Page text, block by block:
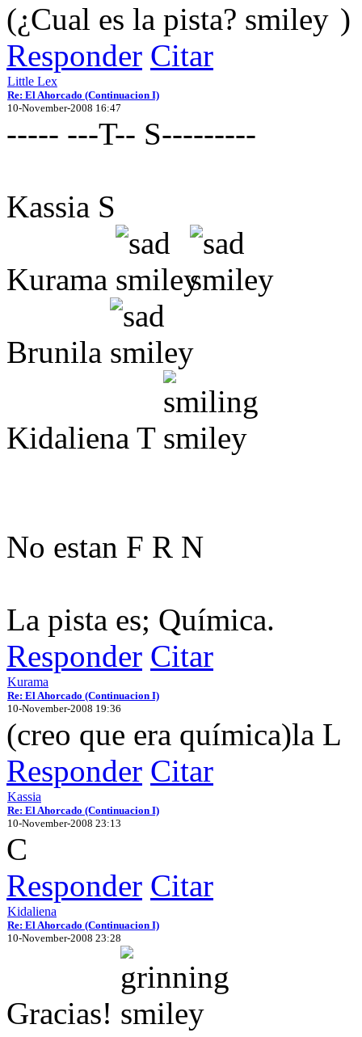
(¿Cual es la pista?
)
Responder Citar
Little Lex
Re: El Ahorcado (Continuacion I)
10-November-2008 16:47
----- ---T-- S---------
Kassia S
Kurama
Brunila
Kidaliena T
No estan F R N
La pista es; Química.
Responder Citar
Kurama
Re: El Ahorcado (Continuacion I)
10-November-2008 19:36
(creo que era química)la L
Responder Citar
Kassia
Re: El Ahorcado (Continuacion I)
10-November-2008 23:13
C
Responder Citar
Kidaliena
Re: El Ahorcado (Continuacion I)
10-November-2008 23:28
Gracias!